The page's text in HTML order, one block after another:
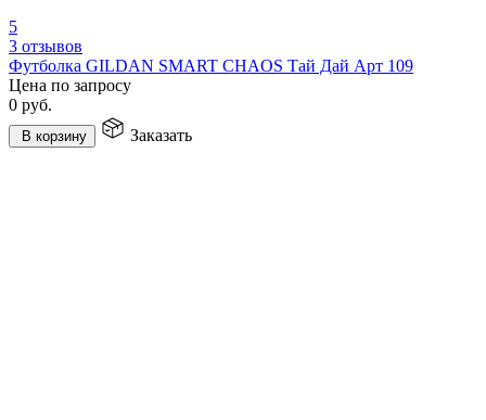
5
3 отзывов
Футболка GILDAN SMART CHAOS Тай Дай Арт 109
Цена по запросу
0 руб.
В корзину Заказать